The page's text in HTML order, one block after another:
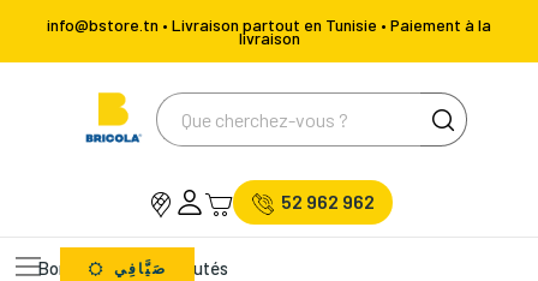
info@bstore.tn • Livraison partout en Tunisie • Paiement à la
livraison
52 962 962
Bons Plans Nouveautés
صَيَّافِي